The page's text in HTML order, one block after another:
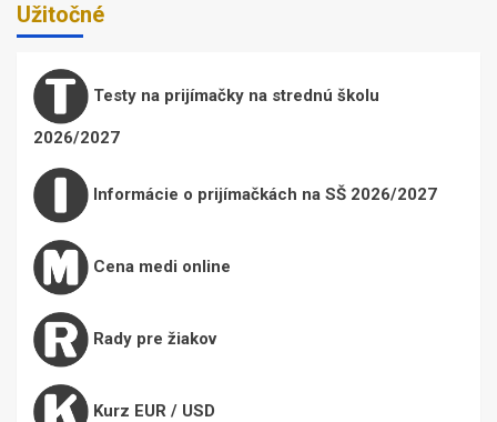
Užitočné
Testy na prijímačky na strednú školu
2026/2027
Informácie o prijímačkách na SŠ 2026/2027
Cena medi online
Rady pre žiakov
Kurz EUR / USD